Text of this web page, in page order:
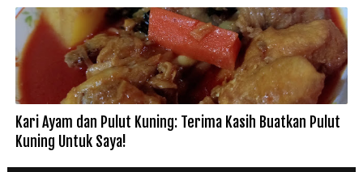
Kari Ayam dan Pulut Kuning: Terima Kasih Buatkan Pulut
Kuning Untuk Saya!